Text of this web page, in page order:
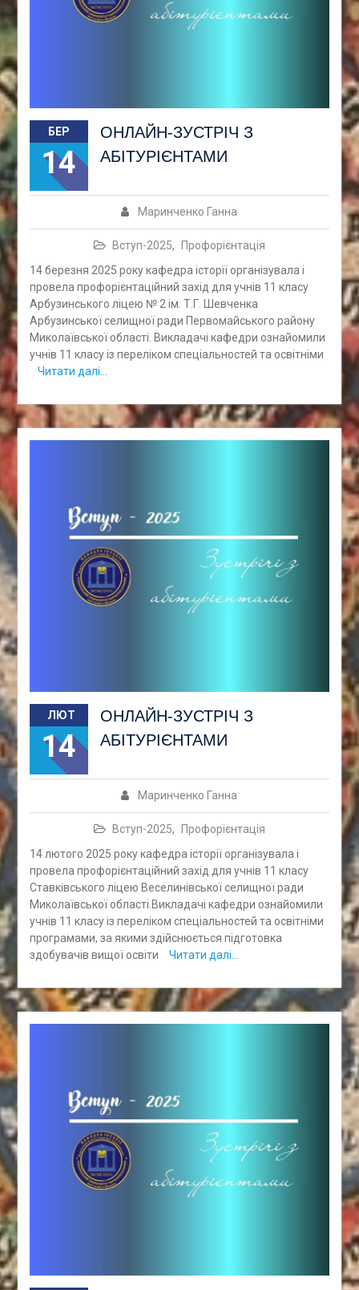
БЕР
14
ОНЛАЙН-ЗУСТРІЧ З
АБІТУРІЄНТАМИ
Маринченко Ганна
Вступ-2025,
Профорієнтація
14 березня 2025 року кафедра історії організувала і
провела профорієнтаційний захід для учнів 11 класу
Арбузинського ліцею № 2 ім. Т.Г. Шевченка
Арбузинської селищної ради Первомайського району
Миколаївської області. Викладачі кафедри ознайомили
учнів 11 класу із переліком спеціальностей та освітніми
Читати далі…
ЛЮТ
14
ОНЛАЙН-ЗУСТРІЧ З
АБІТУРІЄНТАМИ
Маринченко Ганна
Вступ-2025,
Профорієнтація
14 лютого 2025 року кафедра історії організувала і
провела профорієнтаційний захід для учнів 11 класу
Ставківського ліцею Веселинівської селищної ради
Миколаївської області.Викладачі кафедри ознайомили
учнів 11 класу із переліком спеціальностей та освітніми
програмами, за якими здійснюється підготовка
здобувачів вищої освіти
Читати далі…